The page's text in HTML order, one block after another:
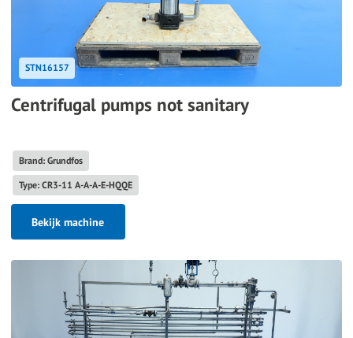
STN16157
Centrifugal pumps not sanitary
Brand: Grundfos
Type: CR3-11 A-A-A-E-HQQE
Bekijk machine